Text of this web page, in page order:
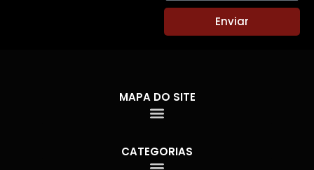
Enviar
MAPA DO SITE
CATEGORIAS